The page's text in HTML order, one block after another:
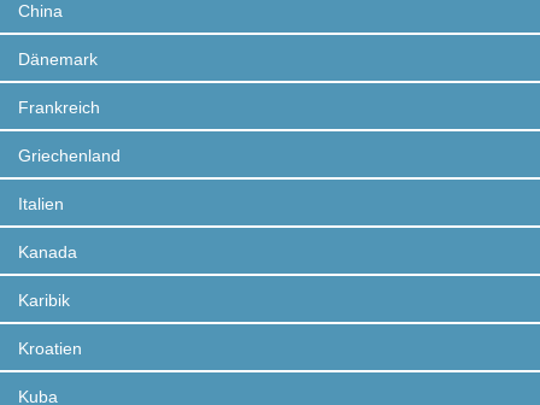
China
Dänemark
Frankreich
Griechenland
Italien
Kanada
Karibik
Kroatien
Kuba